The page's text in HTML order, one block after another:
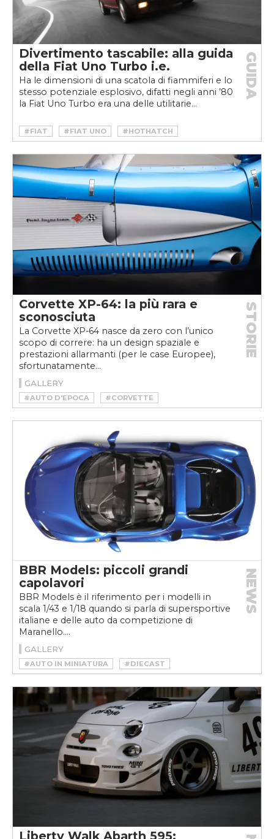
Divertimento tascabile: alla guida
della Fiat Uno Turbo i.e.
Ha le dimensioni di una scatola di fiammiferi e lo
stesso potenziale esplosivo, difatti negli anni ’80
la Fiat Uno Turbo era una delle utilitarie...
GUIDA
#FIAT #FIAT UNO #HOTHATCH
Corvette XP-64: la più rara e
sconosciuta
La Corvette XP-64 nasce da zero con l’unico
scopo di correre: ha un design spaziale e
prestazioni allarmanti (per le case Europee),
sfortunatamente...
STORIE
GALLERY
#AUTO D'EPOCA
#CORVETTE
#MOTORSPORT
#RM SOTHEBY’S
BBR Models: piccoli grandi
capolavori
BBR Models è il riferimento per i modelli in
scala 1/43 e 1/18 quando si parla di supersportive
italiane e delle auto da competizione di
Maranello....
NEWS
GALLERY
#AUTO IN MINIATURA
#DIECAST
#MODELLINI